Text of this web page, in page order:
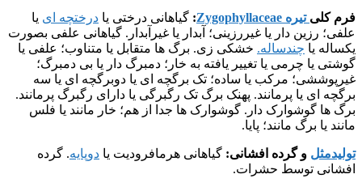
فرم کلی تیره Zygophyllaceae : گیاهانی درختی یا درختچه ای یا
علفی؛ رزین دار یا غیررزینی؛ آبدار یا غیرآبدار. گیاهانی علفی بصورت
یکساله یا چندساله. خشکی زی. برگ ها متقابل یا متناوب؛ علفی یا
گوشتی یا چرمی یا تغییر یافته به خار؛ دمبرگ دار یا بی دمبرگ؛
غیرپوششی؛ مرکب یا ساده؛ تک برگچه ای یا دوبرگچه ای یا سه
برگچه ای یا پرمانند. پهنک برگ تک رگبرگی یا دارای رگبرگ پرمانند.
برگ ها گوشوارک دار. گوشوارک ها جدا از هم؛ خار مانند یا فلس
مانند یا برگ مانند؛ پایا.
تولیدمثل و گرده افشانی: گیاهانی هرمافرودیت یا دوپایه. گرده
افشانی توسط حشرات.